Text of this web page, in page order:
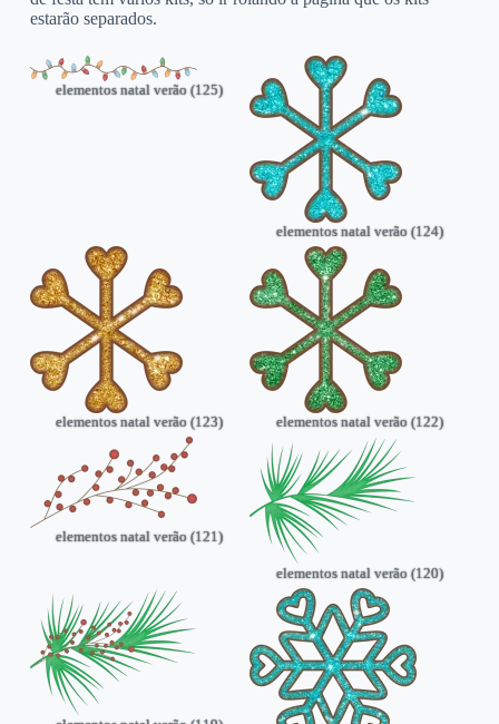
estarão separados.
elementos natal verão (125)
elementos natal verão (124)
elementos natal verão (123) elementos natal verão (122)
elementos natal verão (121)
elementos natal verão (120)